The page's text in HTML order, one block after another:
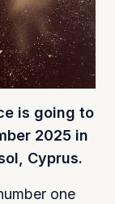
is going to
2025 in
Cyprus.
one